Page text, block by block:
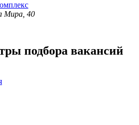
Мира, 40
подбора вакансий